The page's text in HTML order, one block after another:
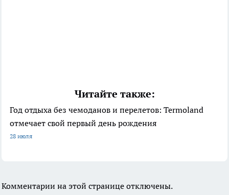
Читайте также:
Год отдыха без чемоданов и перелетов: Termoland
отмечает свой первый день рождения
28 июля
Комментарии на этой странице отключены.